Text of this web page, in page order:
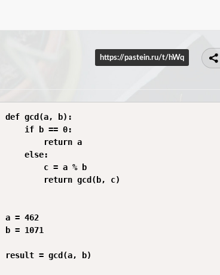
https://pastein.ru/t/hWq
def gcd(a, b):
    if b == 0:
        return a
    else:
        c = a % b
        return gcd(b, c)
a = 462
b = 1071
result = gcd(a, b)